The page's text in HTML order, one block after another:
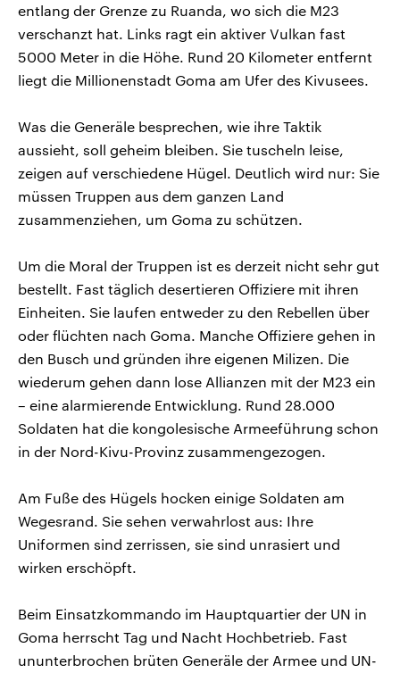
entlang der Grenze zu Ruanda, wo sich die M23
verschanzt hat. Links ragt ein aktiver Vulkan fast
5000 Meter in die Höhe. Rund 20 Kilometer entfernt
liegt die Millionenstadt Goma am Ufer des Kivusees.
Was die Generäle besprechen, wie ihre Taktik
aussieht, soll geheim bleiben. Sie tuscheln leise,
zeigen auf verschiedene Hügel. Deutlich wird nur: Sie
müssen Truppen aus dem ganzen Land
zusammenziehen, um Goma zu schützen.
Um die Moral der Truppen ist es derzeit nicht sehr gut
bestellt. Fast täglich desertieren Offiziere mit ihren
Einheiten. Sie laufen entweder zu den Rebellen über
oder flüchten nach Goma. Manche Offiziere gehen in
den Busch und gründen ihre eigenen Milizen. Die
wiederum gehen dann lose Allianzen mit der M23 ein
– eine alarmierende Entwicklung. Rund 28.000
Soldaten hat die kongolesische Armeeführung schon
in der Nord-Kivu-Provinz zusammengezogen.
Am Fuße des Hügels hocken einige Soldaten am
Wegesrand. Sie sehen verwahrlost aus: Ihre
Uniformen sind zerrissen, sie sind unrasiert und
wirken erschöpft.
Beim Einsatzkommando im Hauptquartier der UN in
Goma herrscht Tag und Nacht Hochbetrieb. Fast
ununterbrochen brüten Generäle der Armee und UN-